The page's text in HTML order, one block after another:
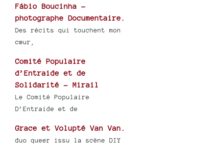
Fábio Boucinha -
photographe Documentaire.
Des récits qui touchent mon
cœur,
Comité Populaire
d’Entraide et de
Solidarité - Mirail
Le Comité Populaire
D’Entraide et de
Grace et Volupté Van Van.
duo queer issu la scène DIY